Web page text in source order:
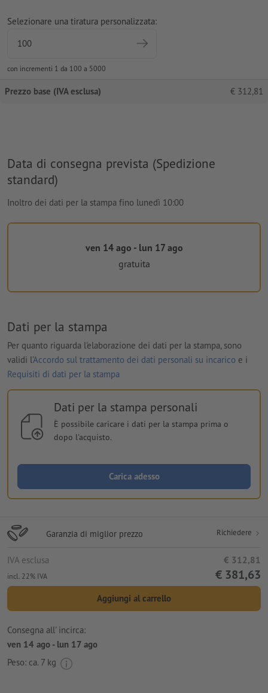
Selezionare una tiratura personalizzata:
con incrementi 1 da 100 a 5000
Prezzo base (IVA esclusa) € 312,81
Data di consegna prevista (Spedizione
standard)
Inoltro dei dati per la stampa fino lunedì 10:00
ven 14 ago - lun 17 ago
gratuita
Dati per la stampa
Per quanto riguarda l'elaborazione dei dati per la stampa, sono
validi l'Accordo sul trattamento dei dati personali su incarico e i
Requisiti di dati per la stampa
Dati per la stampa personali
È possibile caricare i dati per la stampa prima o
dopo l'acquisto.
Carica adesso
Garanzia di miglior prezzo Richiedere
IVA esclusa € 312,81
incl. 22% IVA € 381,63
Aggiungi al carrello
Consegna all' incirca:
ven 14 ago - lun 17 ago
Peso: ca. 7 kg